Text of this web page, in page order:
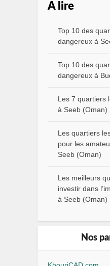
A lire
Top 10 des
dangereux à
Top 10 des
dangereux à
Les 7 quartiers
à Seeb (Oman)
Les quartiers
pour les
Seeb (Oman)
Les meilleurs
investir dans
à Seeb (Oman)
Nos